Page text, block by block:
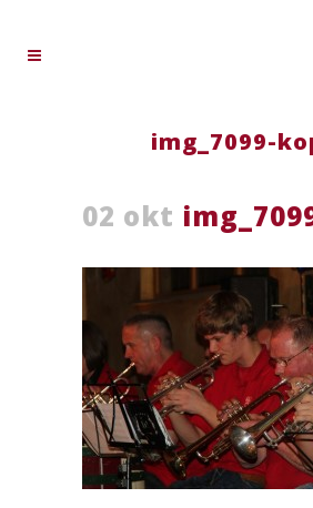
img_7099-
02 okt